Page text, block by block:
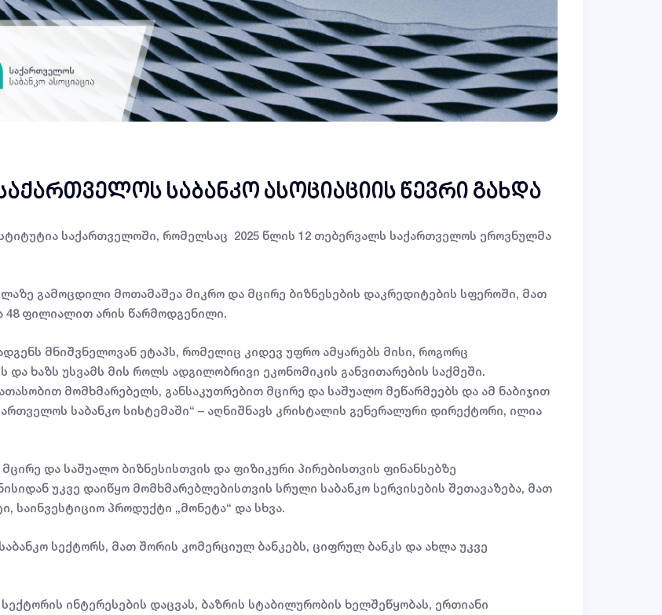
საბანკო ასოციაციის წევრი გახდა
საქართველოში, რომელსაც 2025 წლის 12 თებერვალს საქართველოს ეროვნულმა
გამოცდილი მოთამაშეა მიკრო და მცირე ბიზნესების დაკრედიტების სფეროში, მათ
48 ფილიალით არის წარმოდგენილი.
მნიშვნელოვან ეტაპს, რომელიც კიდევ უფრო ამყარებს მისი, როგორც
და ხაზს უსვამს მის როლს ადგილობრივი ეკონომიკის განვითარების საქმეში.
მომხმარებელს, განსაკუთრებით მცირე და საშუალო მეწარმეებს და ამ ნაბიჯით
საბანკო სისტემაში“ – აღნიშნავს კრისტალის გენერალური დირექტორი, ილია
და საშუალო ბიზნესისთვის და ფიზიკური პირებისთვის ფინანსებზე
უკვე დაიწყო მომხმარებლებისთვის სრული საბანკო სერვისების შეთავაზება, მათ
საინვესტიციო პროდუქტი „მონეტა“ და სხვა.
სექტორს, მათ შორის კომერციულ ბანკებს, ციფრულ ბანკს და ახლა უკვე
ინტერესების დაცვას, ბაზრის სტაბილურობის ხელშეწყობას, ერთიანი